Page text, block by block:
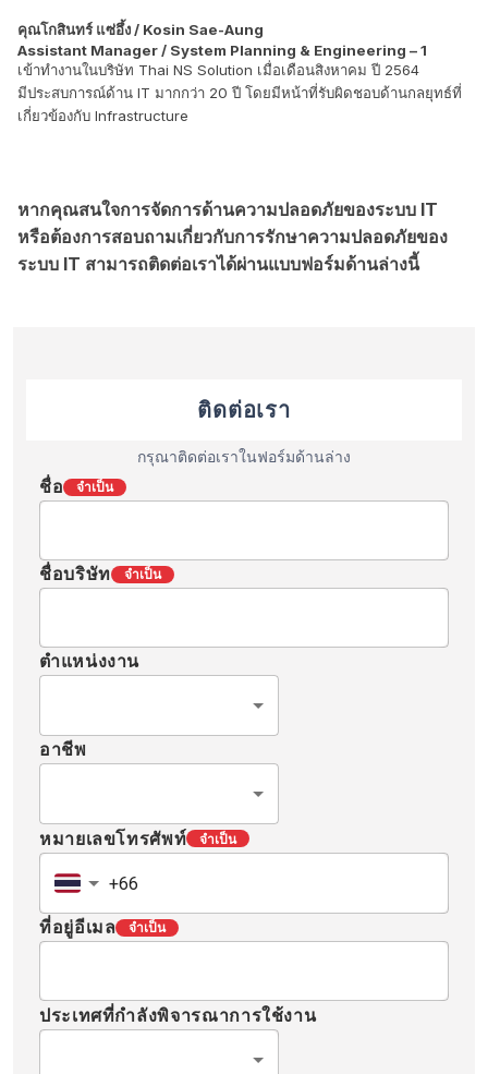
คุณโกสินทร์ แซ่อึ้ง / Kosin Sae-Aung
Assistant Manager / System Planning & Engineering – 1
เข้าทำงานในบริษัท Thai NS Solution เมื่อเดือนสิงหาคม ปี 2564
มีประสบการณ์ด้าน IT มากกว่า 20 ปี โดยมีหน้าที่รับผิดชอบด้านกลยุทธ์ที่
เกี่ยวข้องกับ Infrastructure
หากคุณสนใจการจัดการด้านความปลอดภัยของระบบ IT
หรือต้องการสอบถามเกี่ยวกับการรักษาความปลอดภัยของ
ระบบ IT สามารถติดต่อเราได้ผ่านแบบฟอร์มด้านล่างนี้
ติดต่อเรา
กรุณาติดต่อเราในฟอร์มด้านล่าง
ชื่อ จำเป็น
ชื่อบริษัท จำเป็น
ตำแหน่งงาน
อาชีพ
หมายเลขโทรศัพท์ จำเป็น
ที่อยู่อีเมล จำเป็น
ประเทศที่กำลังพิจารณาการใช้งาน